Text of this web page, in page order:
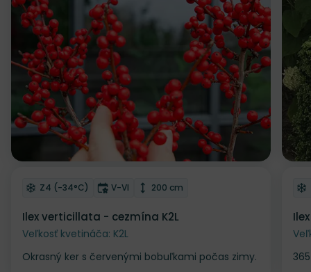
Winterberry
Odober do zoznamu želaní
Mrazuvzdornosť
Z4 (-34°C) Doba kvitnutia
V-VI Výška rastliny
200 cm
Ilex verticillata - cezmína K2L
Veľkosť kvetináča: K2L
Okrasný ker s červenými bobuľkami počas zimy.